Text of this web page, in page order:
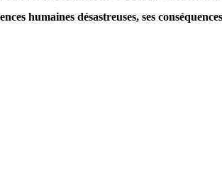
humaines désastreuses, ses